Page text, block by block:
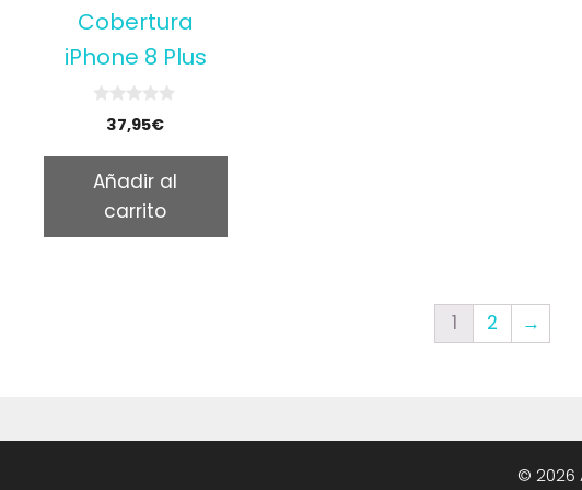
Cobertura
iPhone 8 Plus
o
f
37,95€
Añadir al
carrito
1 2 →
© 2026